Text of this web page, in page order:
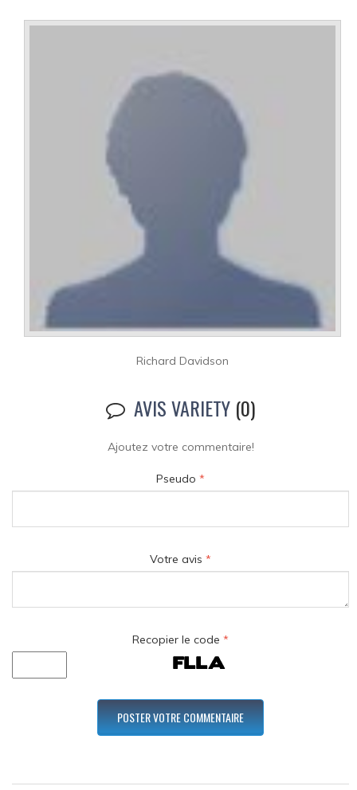
Richard Davidson
AVIS VARIETY (0)
Ajoutez votre commentaire!
Pseudo *
Votre avis *
Recopier le code *